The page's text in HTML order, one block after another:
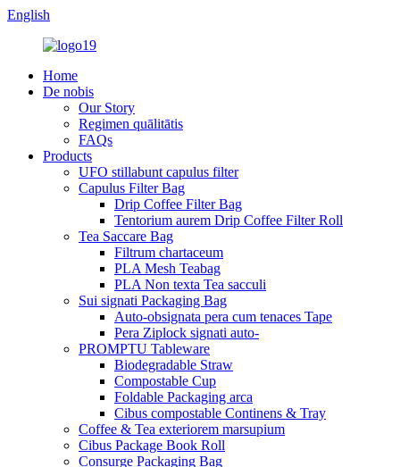
English
Home
De nobis
Our Story
Regimen quālitātis
FAQs
Products
UFO stillabunt capulus filter
Capulus Filter Bag
Drip Coffee Filter Bag
Tentorium aurem Drip Coffee Filter Roll
Tea Saccare Bag
Filtrum chartaceum
PLA Mesh Teabag
PLA Non texta Tea sacculi
Sui signati Packaging Bag
Auto-obsignata pera cum tenaces Tape
Pera Ziplock signati auto-
PROMPTU Tableware
Biodegradable Straw
Compostable Cup
Foldable Packaging arca
Cibus compostable Continens & Tray
Coffee & Tea exteriorem marsupium
Cibus Package Book Roll
Consurge Packaging Bag